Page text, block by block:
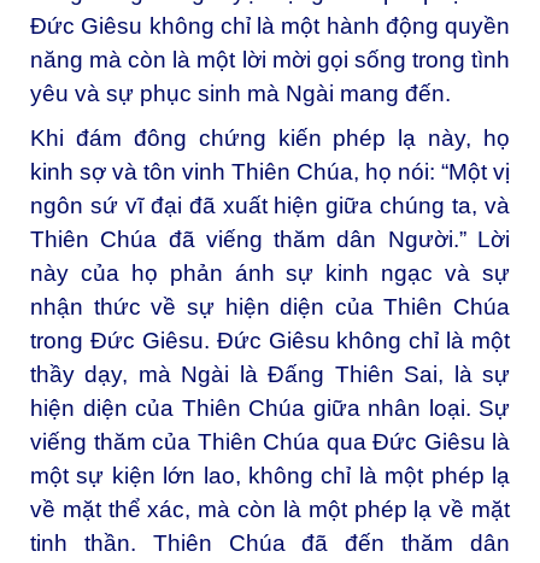
Đức Giêsu không chỉ là một hành động quyền
năng mà còn là một lời mời gọi sống trong tình
yêu và sự phục sinh mà Ngài mang đến.
Khi đám đông chứng kiến phép lạ này, họ
kinh sợ và tôn vinh Thiên Chúa, họ nói: “Một vị
ngôn sứ vĩ đại đã xuất hiện giữa chúng ta, và
Thiên Chúa đã viếng thăm dân Người.” Lời
này của họ phản ánh sự kinh ngạc và sự
nhận thức về sự hiện diện của Thiên Chúa
trong Đức Giêsu. Đức Giêsu không chỉ là một
thầy dạy, mà Ngài là Đấng Thiên Sai, là sự
hiện diện của Thiên Chúa giữa nhân loại. Sự
viếng thăm của Thiên Chúa qua Đức Giêsu là
một sự kiện lớn lao, không chỉ là một phép lạ
về mặt thể xác, mà còn là một phép lạ về mặt
tinh thần. Thiên Chúa đã đến thăm dân